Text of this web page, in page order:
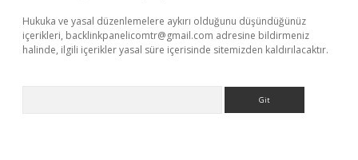
Hukuka ve yasal düzenlemelere aykırı olduğunu düşündüğünüz
içerikleri, backlinkpanelicomtr@gmail.com adresine bildirmeniz
halinde, ilgili içerikler yasal süre içerisinde sitemizden kaldırılacaktır.